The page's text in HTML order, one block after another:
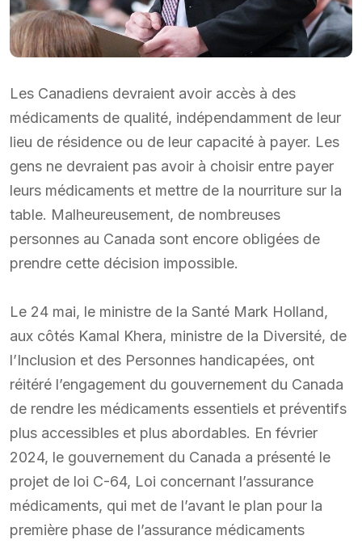
Les Canadiens devraient avoir accès à des
médicaments de qualité, indépendamment de leur
lieu de résidence ou de leur capacité à payer. Les
gens ne devraient pas avoir à choisir entre payer
leurs médicaments et mettre de la nourriture sur la
table. Malheureusement, de nombreuses
personnes au Canada sont encore obligées de
prendre cette décision impossible.
Le 24 mai, le ministre de la Santé Mark Holland,
aux côtés Kamal Khera, ministre de la Diversité, de
l’Inclusion et des Personnes handicapées, ont
réitéré l’engagement du gouvernement du Canada
de rendre les médicaments essentiels et préventifs
plus accessibles et plus abordables. En février
2024, le gouvernement du Canada a présenté le
projet de loi C-64, Loi concernant l’assurance
médicaments, qui met de l’avant le plan pour la
première phase de l’assurance médicaments